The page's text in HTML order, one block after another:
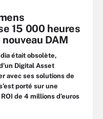
15 000 heures
DAM
était obsolète,
Digital Asset
avec ses solutions de
porté sur une
de 4 millions d’euros